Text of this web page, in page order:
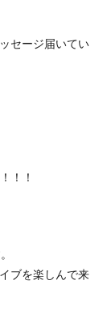
セージ届いてい
！！
ブを楽しんで来